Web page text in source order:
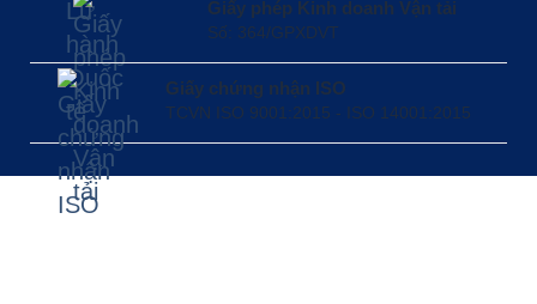
Giấy phép Kinh doanh Vận tải
Số: 364/GPXDVT
Giấy chứng nhận ISO
TCVN ISO 9001:2015 - ISO 14001:2015